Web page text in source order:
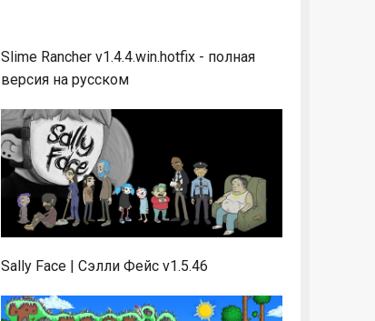
Slime Rancher v1.4.4.win.hotfix - полная
версия на русском
Sally Face | Сэлли Фейс v1.5.46